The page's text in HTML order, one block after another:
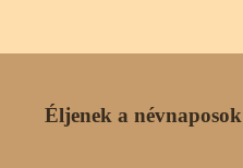
Éljenek a névnaposok